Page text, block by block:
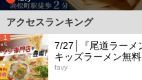
アクセスランキング
1
7/27│『尾道ラーメ
キッズラーメン無
favy